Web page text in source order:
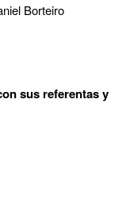
Borteiro
sus referentas y